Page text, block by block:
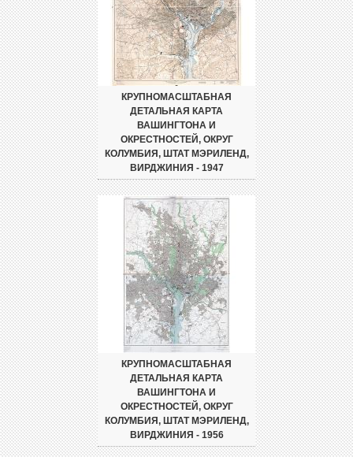
КРУПНОМАСШТАБНАЯ
ДЕТАЛЬНАЯ КАРТА
ВАШИНГТОНА И
ОКРЕСТНОСТЕЙ, ОКРУГ
КОЛУМБИЯ, ШТАТ МЭРИЛЕНД,
ВИРДЖИНИЯ - 1947
КРУПНОМАСШТАБНАЯ
ДЕТАЛЬНАЯ КАРТА
ВАШИНГТОНА И
ОКРЕСТНОСТЕЙ, ОКРУГ
КОЛУМБИЯ, ШТАТ МЭРИЛЕНД,
ВИРДЖИНИЯ - 1956